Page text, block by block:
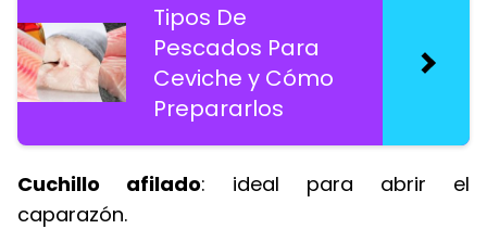
Tipos De
Pescados Para
Ceviche y Cómo
Prepararlos
Cuchillo afilado: ideal para abrir el
caparazón.